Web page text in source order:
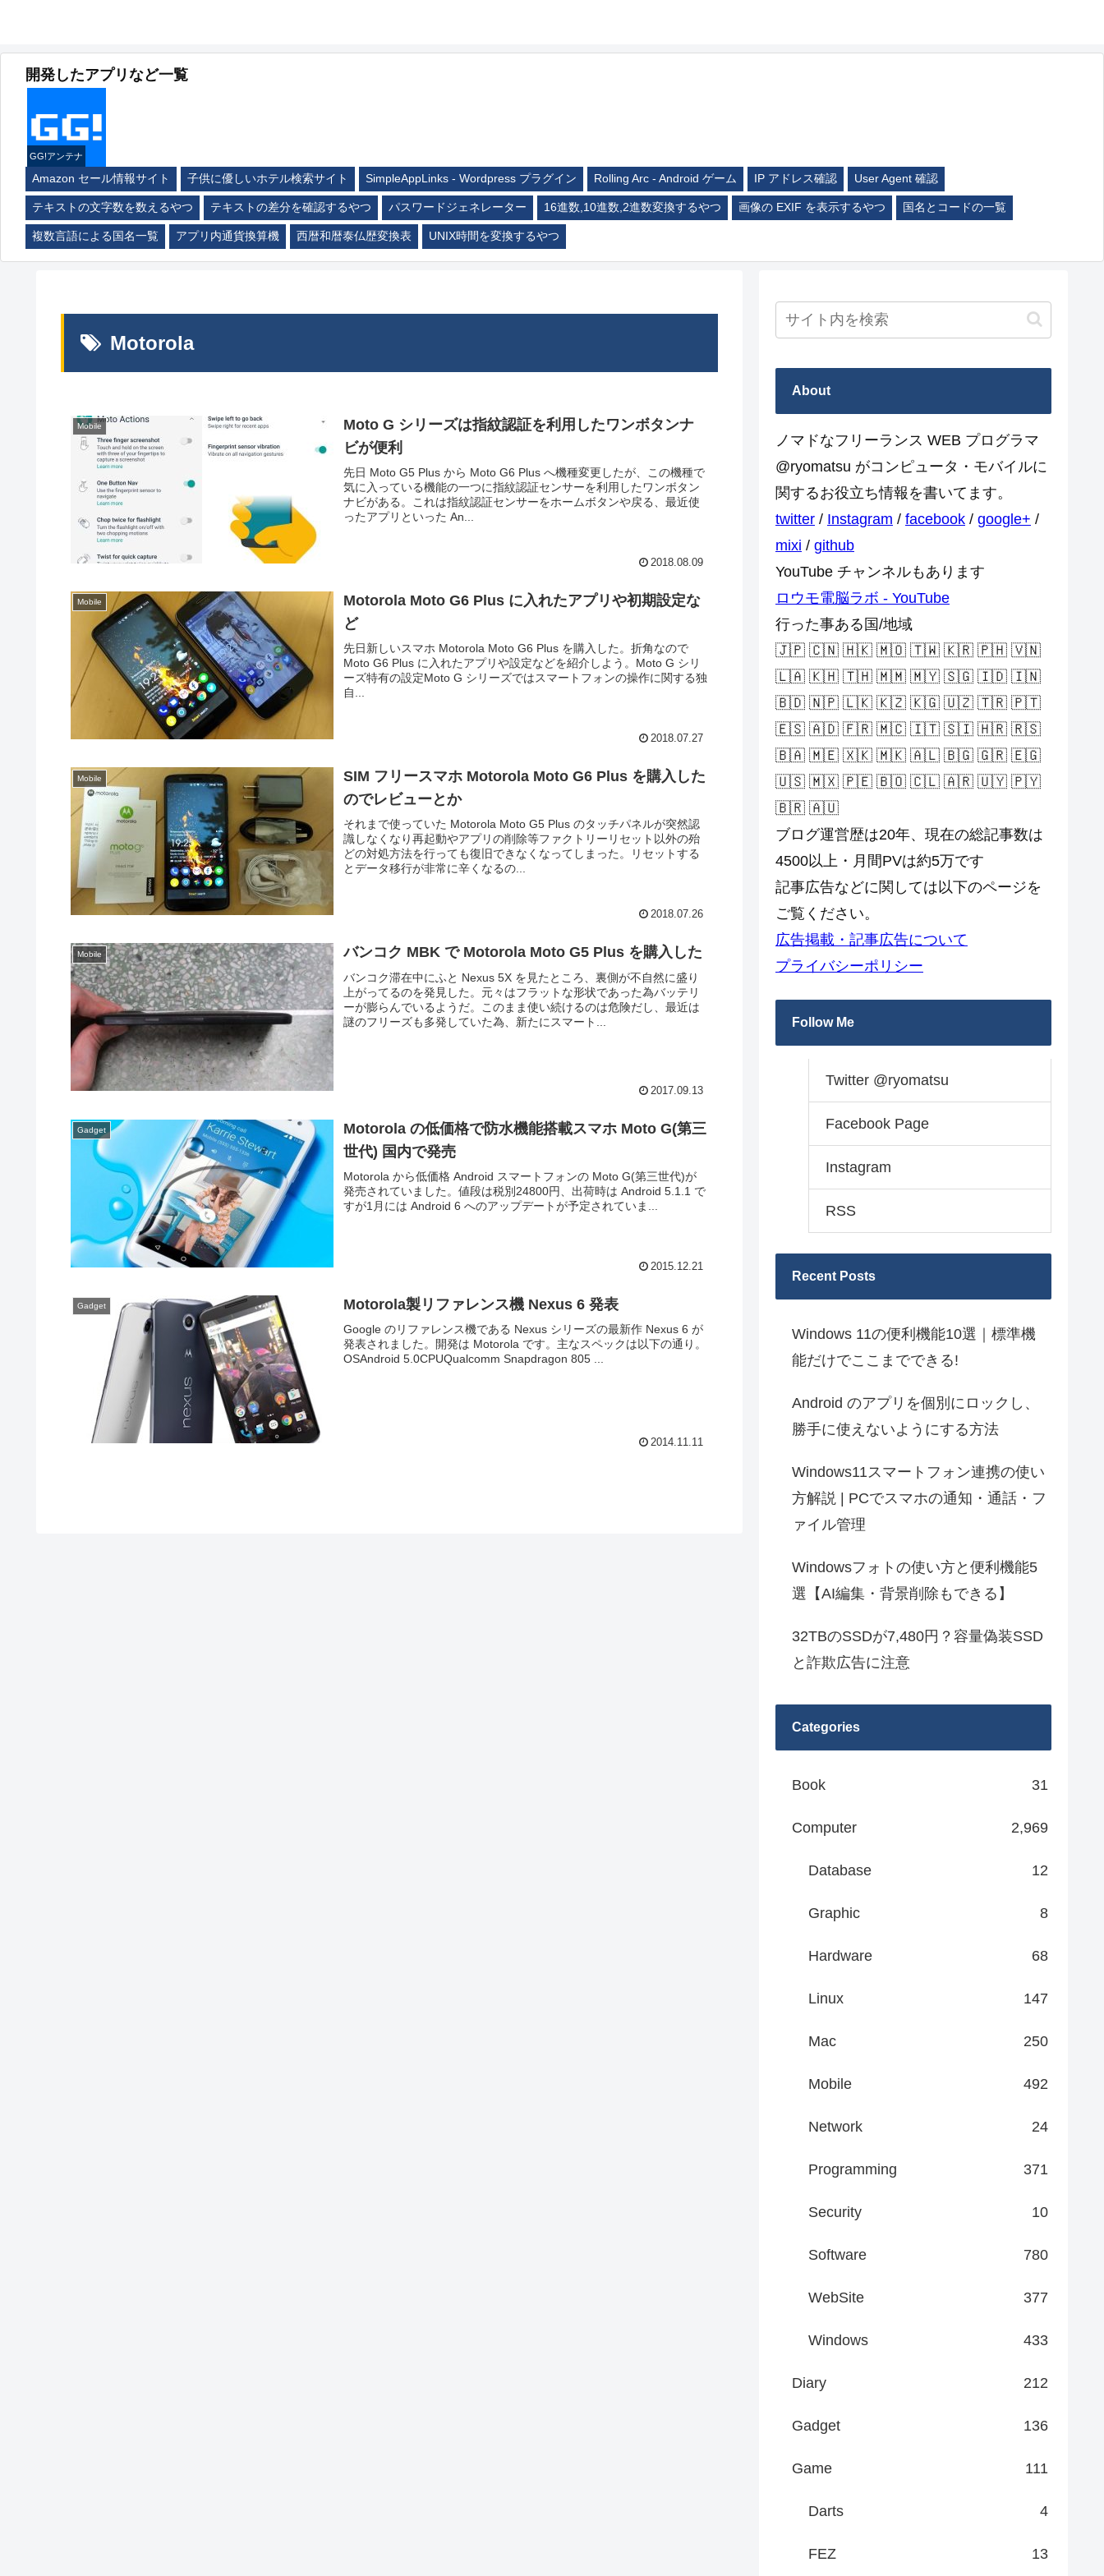
開発したアプリなど一覧
GG!アンテナ
Amazon セール情報サイト 子供に優しいホテル検索サイト SimpleAppLinks - Wordpress プラグイン Rolling Arc - Android ゲーム IP アドレス確認 User Agent 確認
テキストの文字数を数えるやつ テキストの差分を確認するやつ パスワードジェネレーター 16進数,10進数,2進数変換するやつ 画像の EXIF を表示するやつ 国名とコードの一覧
複数言語による国名一覧 アプリ内通貨換算機 西暦和暦泰仏歴変換表 UNIX時間を変換するやつ
Motorola
Mobile
Moto G シリーズは指紋認証を利用したワンボタンナ
ビが便利
先日 Moto G5 Plus から Moto G6 Plus へ機種変更したが、この機種で
気に入っている機能の一つに指紋認証センサーを利用したワンボタン
ナビがある。これは指紋認証センサーをホームボタンや戻る、最近使
ったアプリといった An...
2018.08.09
Mobile
Motorola Moto G6 Plus に入れたアプリや初期設定な
ど
先日新しいスマホ Motorola Moto G6 Plus を購入した。折角なので
Moto G6 Plus に入れたアプリや設定などを紹介しよう。Moto G シリ
ーズ特有の設定Moto G シリーズではスマートフォンの操作に関する独
自...
2018.07.27
Mobile
SIM フリースマホ Motorola Moto G6 Plus を購入した
のでレビューとか
それまで使っていた Motorola Moto G5 Plus のタッチパネルが突然認
識しなくなり再起動やアプリの削除等ファクトリーリセット以外の殆
どの対処方法を行っても復旧できなくなってしまった。リセットする
とデータ移行が非常に辛くなるの...
2018.07.26
Mobile バンコク MBK で Motorola Moto G5 Plus を購入した
バンコク滞在中にふと Nexus 5X を見たところ、裏側が不自然に盛り
上がってるのを発見した。元々はフラットな形状であった為バッテリ
ーが膨らんでいるようだ。このまま使い続けるのは危険だし、最近は
謎のフリーズも多発していた為、新たにスマート...
2017.09.13
Gadget
Motorola の低価格で防水機能搭載スマホ Moto G(第三
世代) 国内で発売
Motorola から低価格 Android スマートフォンの Moto G(第三世代)が
発売されていました。値段は税別24800円、出荷時は Android 5.1.1 で
すが1月には Android 6 へのアップデートが予定されていま...
2015.12.21
Gadget Motorola製リファレンス機 Nexus 6 発表
Google のリファレンス機である Nexus シリーズの最新作 Nexus 6 が
発表されました。開発は Motorola です。主なスペックは以下の通り。
OSAndroid 5.0CPUQualcomm Snapdragon 805 ...
2014.11.11
About
ノマドなフリーランス WEB プログラマ
@ryomatsu がコンピュータ・モバイルに
関するお役立ち情報を書いてます。
twitter / Instagram / facebook / google+ /
mixi / github
YouTube チャンネルもあります
ロウモ電脳ラボ - YouTube
行った事ある国/地域
🇯🇵 🇨🇳 🇭🇰 🇲🇴 🇹🇼 🇰🇷 🇵🇭 🇻🇳
🇱🇦 🇰🇭 🇹🇭 🇲🇲 🇲🇾 🇸🇬 🇮🇩 🇮🇳
🇧🇩 🇳🇵 🇱🇰 🇰🇿 🇰🇬 🇺🇿 🇹🇷 🇵🇹
🇪🇸 🇦🇩 🇫🇷 🇲🇨 🇮🇹 🇸🇮 🇭🇷 🇷🇸
🇧🇦 🇲🇪 🇽🇰 🇲🇰 🇦🇱 🇧🇬 🇬🇷 🇪🇬
🇺🇸 🇲🇽 🇵🇪 🇧🇴 🇨🇱 🇦🇷 🇺🇾 🇵🇾
🇧🇷 🇦🇺
ブログ運営歴は20年、現在の総記事数は
4500以上・月間PVは約5万です
記事広告などに関しては以下のページを
ご覧ください。
広告掲載・記事広告について
プライバシーポリシー
Follow Me
Twitter @ryomatsu
Facebook Page
Instagram
RSS
Recent Posts
Windows 11の便利機能10選｜標準機
能だけでここまでできる!
Android のアプリを個別にロックし、
勝手に使えないようにする方法
Windows11スマートフォン連携の使い
方解説 | PCでスマホの通知・通話・フ
ァイル管理
Windowsフォトの使い方と便利機能5
選【AI編集・背景削除もできる】
32TBのSSDが7,480円？容量偽装SSD
と詐欺広告に注意
Categories
Book 31
Computer 2,969
Database 12
Graphic 8
Hardware 68
Linux 147
Mac 250
Mobile 492
Network 24
Programming 371
Security 10
Software 780
WebSite 377
Windows 433
Diary 212
Gadget 136
Game 111
Darts 4
FEZ 13